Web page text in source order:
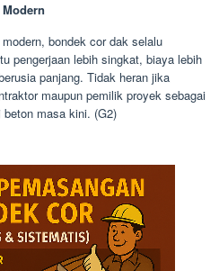
bondek cor dak selalu
pengerjaan lebih singkat, biaya lebih
panjang. Tidak heran jika
maupun pemilik proyek sebagai
masa kini. (G2)